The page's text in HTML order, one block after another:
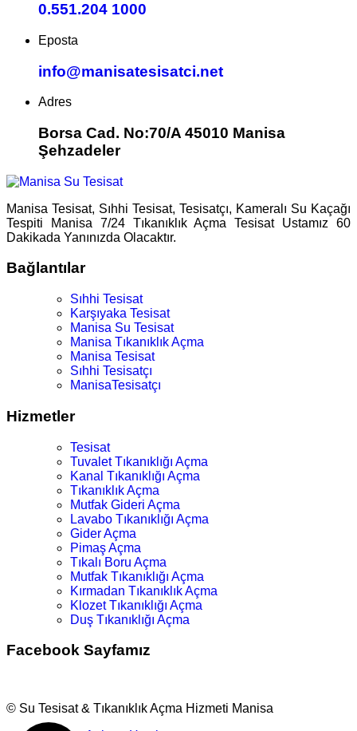
0.551.204 1000
Eposta
info@manisatesisatci.net
Adres
Borsa Cad. No:70/A 45010 Manisa
Şehzadeler
Manisa Tesisat, Sıhhi Tesisat, Tesisatçı, Kameralı Su Kaçağı
Tespiti Manisa 7/24 Tıkanıklık Açma Tesisat Ustamız 60
Dakikada Yanınızda Olacaktır.
Bağlantılar
Sıhhi Tesisat
Karşıyaka Tesisat
Manisa Su Tesisat
Manisa Tıkanıklık Açma
Manisa Tesisat
Sıhhi Tesisatçı
ManisaTesisatçı
Hizmetler
Tesisat
Tuvalet Tıkanıklığı Açma
Kanal Tıkanıklığı Açma
Tıkanıklık Açma
Mutfak Gideri Açma
Lavabo Tıkanıklığı Açma
Gider Açma
Pimaş Açma
Tıkalı Boru Açma
Mutfak Tıkanıklığı Açma
Kırmadan Tıkanıklık Açma
Klozet Tıkanıklığı Açma
Duş Tıkanıklığı Açma
Facebook Sayfamız
© Su Tesisat & Tıkanıklık Açma Hizmeti Manisa